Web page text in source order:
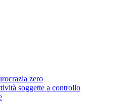
zero
soggette a controllo